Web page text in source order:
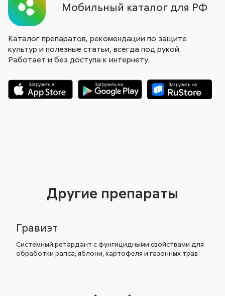
Мобильный каталог для РФ
Каталог препаратов, рекомендации по защите
культур и полезные статьи, всегда под рукой.
Работает и без доступа к интернету.
Другие препараты
Гравиэт
Системный ретардант с фунгицидными свойствами для
обработки рапса, яблони, картофеля и газонных трав